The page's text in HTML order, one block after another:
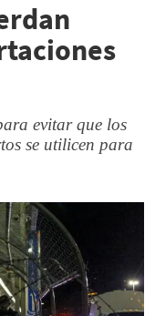
evitar que los
se utilicen para